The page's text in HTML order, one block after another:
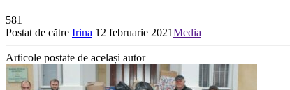
581
Postat de către Irina 12 februarie 2021Media
Articole postate de același autor